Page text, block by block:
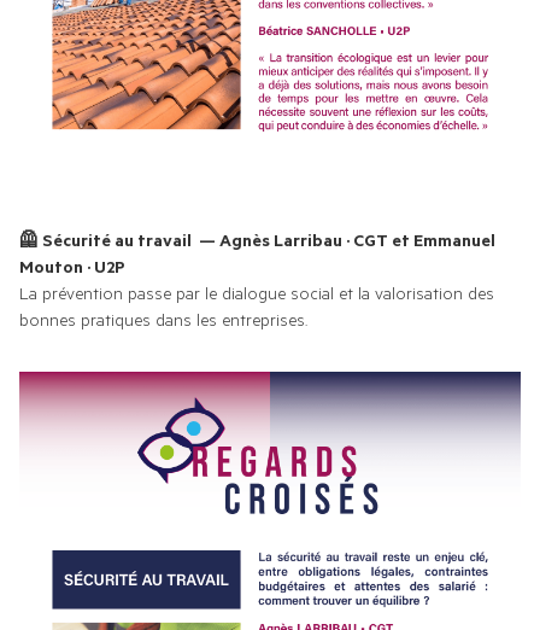
🦺 Sécurité au travail  — Agnès Larribau · CGT et Emmanuel
Mouton · U2P
La prévention passe par le dialogue social et la valorisation des
bonnes pratiques dans les entreprises.